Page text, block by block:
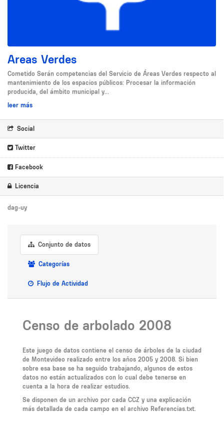
Areas Verdes
Cometido Serán competencias del Servicio de Áreas Verdes respecto al
mantenimiento de los espacios públicos: Procesar la información
producida, del ámbito municipal y...
leer más
Social
Twitter
Facebook
Licencia
dag-uy
Conjunto de datos
Categorías
Flujo de Actividad
Censo de arbolado 2008
Este juego de datos contiene el censo de árboles de la ciudad
de Montevideo realizado entre los años 2005 y 2008. Si bien
sobre esa base se ha seguido trabajando, algunos de estos
datos no están actualizados con lo cual debe tenerse en
cuenta a la hora de realizar estudios.
Se disponen de un archivo por cada CCZ y una explicación
más detallada de cada campo en el archivo Referencias.txt.